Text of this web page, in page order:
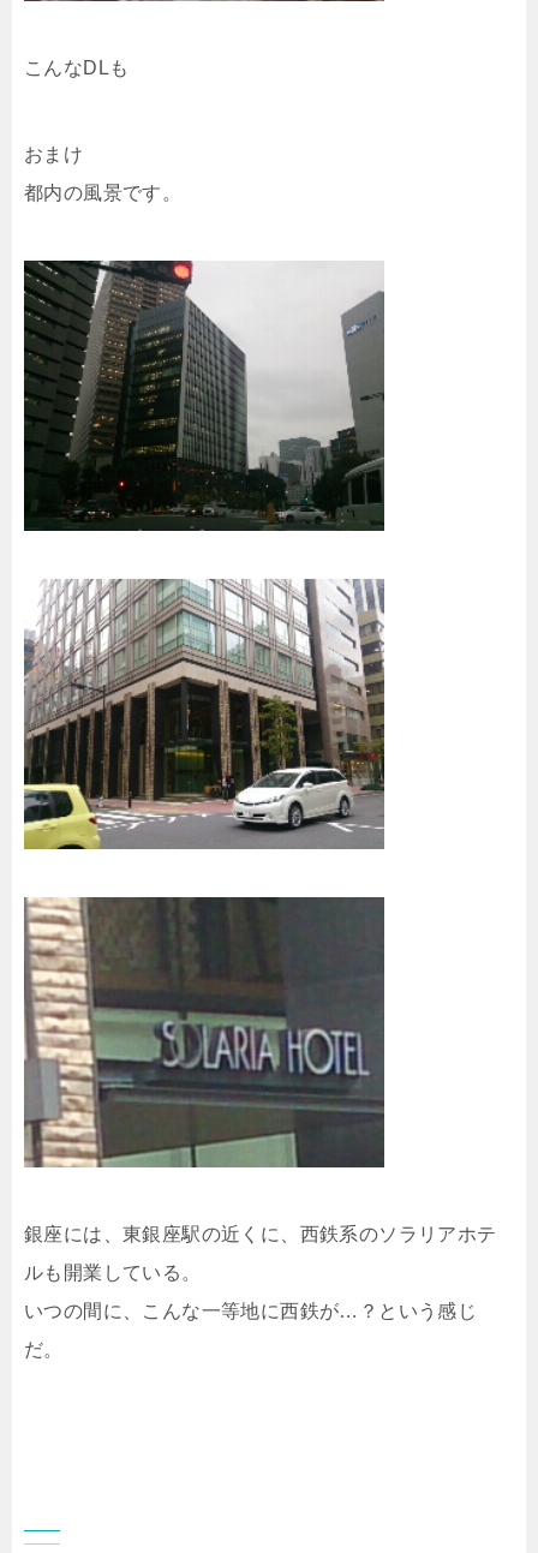
こんなDLも
おまけ
都内の風景です。
銀座には、東銀座駅の近くに、西鉄系のソラリアホテ
ルも開業している。
いつの間に、こんな一等地に西鉄が…？という感じ
だ。